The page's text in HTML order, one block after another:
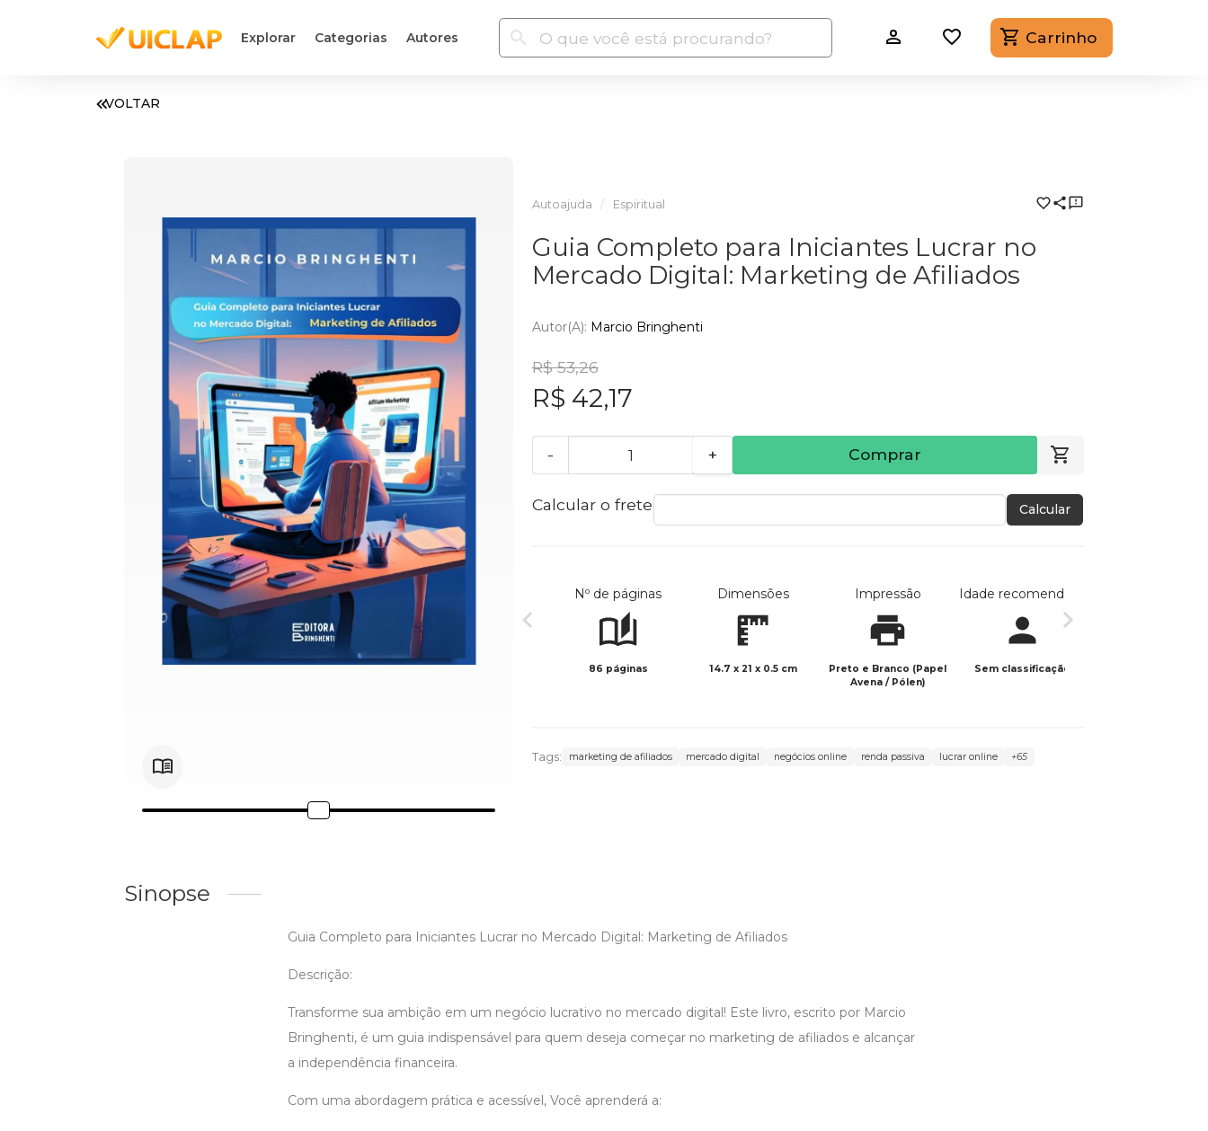
Explorar Categorias Autores Carrinho
VOLTAR
Autoajuda Espiritual
Guia Completo para Iniciantes Lucrar no
Mercado Digital: Marketing de Afiliados
Autor(a): Marcio Bringhenti
R$ 53,26
R$ 42,17
- + Comprar
Calcular o frete Calcular
Nº de páginas
86 páginas
Dimensões
14.7 x 21 x 0.5 cm
Impressão
Preto e Branco (Papel
Avena / Pólen)
Idade recomendada
Sem classificação
Tags: marketing de afiliados mercado digital negócios online renda passiva lucrar online +65
Sinopse
Guia Completo para Iniciantes Lucrar no Mercado Digital: Marketing de Afiliados
Descrição:
Transforme sua ambição em um negócio lucrativo no mercado digital! Este livro, escrito por Marcio
Bringhenti, é um guia indispensável para quem deseja começar no marketing de afiliados e alcançar
a independência financeira.
Com uma abordagem prática e acessível, Você aprenderá a: